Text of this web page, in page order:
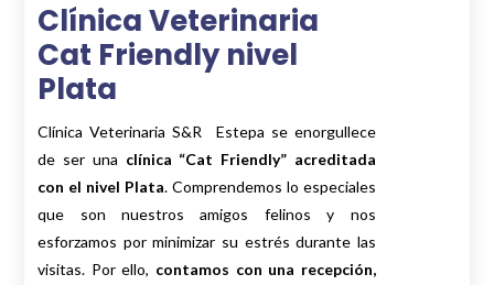
Clínica Veterinaria
Cat Friendly nivel
Plata
Clínica Veterinaria S&R Estepa se enorgullece
de ser una clínica “Cat Friendly” acreditada
con el nivel Plata. Comprendemos lo especiales
que son nuestros amigos felinos y nos
esforzamos por minimizar su estrés durante las
visitas. Por ello, contamos con una recepción,